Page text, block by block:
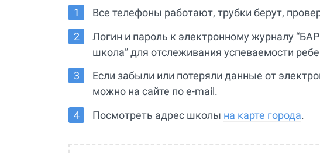
Все телефоны работают, трубки берут,
Логин и пароль к электронному журналу
школа” для отслеживания успеваемости
Если забыли или потеряли данные от
можно на сайте по e-mail.
Посмотреть адрес школы на карте города.